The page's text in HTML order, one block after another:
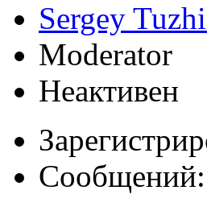
Sergey
Moderator
Неактивен
Сообщений: